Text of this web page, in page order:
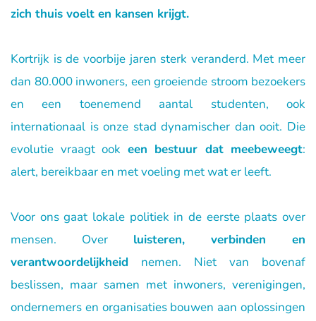
zich thuis voelt en kansen krijgt.
Kortrijk is de voorbije jaren sterk veranderd. Met meer
dan 80.000 inwoners, een groeiende stroom bezoekers
en een toenemend aantal studenten, ook
internationaal is onze stad dynamischer dan ooit. Die
evolutie vraagt ook een bestuur dat meebeweegt:
alert, bereikbaar en met voeling met wat er leeft.
Voor ons gaat lokale politiek in de eerste plaats over
mensen. Over luisteren, verbinden en
verantwoordelijkheid nemen. Niet van bovenaf
beslissen, maar samen met inwoners, verenigingen,
ondernemers en organisaties bouwen aan oplossingen